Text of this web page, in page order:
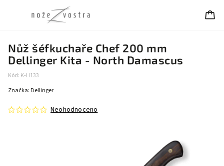
Nůž šéfkuchaře Chef 200 mm
Dellinger Kita - North Damascus
Kód: K-H133
Neohodnoceno
Značka: Dellinger